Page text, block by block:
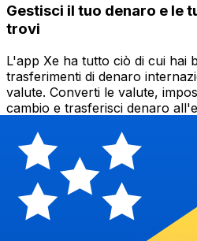
Gestisci il tuo denaro e le
trovi
L'app Xe ha tutto ciò di cui hai
trasferimenti di denaro
valute. Converti le valute,
cambio e trasferisci denaro